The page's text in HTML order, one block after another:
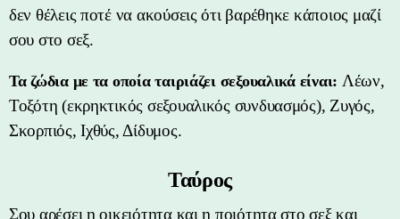
δεν θέλεις ποτέ να ακούσεις ότι βαρέθηκε κάποιος μαζί
σου στο σεξ.
Τα ζώδια με τα οποία ταιριάζει σεξουαλικά είναι: Λέων,
Τοξότη (εκρηκτικός σεξουαλικός συνδυασμός), Ζυγός,
Σκορπιός, Ιχθύς, Δίδυμος.
Ταύρος
Σου αρέσει η οικειότητα και η ποιότητα στο σεξ και